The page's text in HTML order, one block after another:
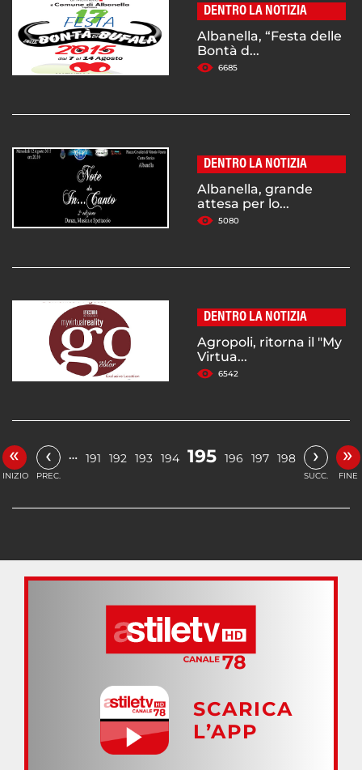
DENTRO LA NOTIZIA
Albanella, “Festa delle
Bontà d...
6685
DENTRO LA NOTIZIA
Albanella, grande
attesa per lo...
5080
DENTRO LA NOTIZIA
Agropoli, ritorna il "My
Virtua...
6542
«
INIZIO
‹
PREC.
… 191 192 193 194 195 196 197 198 ›
SUCC.
»
FINE
SCARICA
L’APP